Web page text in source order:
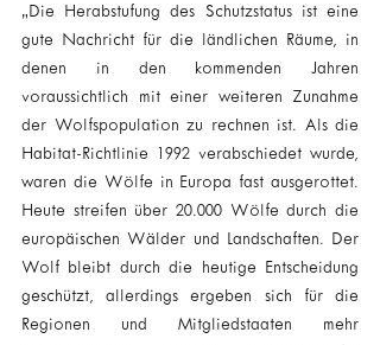
„Die Herabstufung des Schutzstatus ist eine
gute Nachricht für die ländlichen Räume, in
denen in den kommenden Jahren
voraussichtlich mit einer weiteren Zunahme
der Wolfspopulation zu rechnen ist. Als die
Habitat-Richtlinie 1992 verabschiedet wurde,
waren die Wölfe in Europa fast ausgerottet.
Heute streifen über 20.000 Wölfe durch die
europäischen Wälder und Landschaften. Der
Wolf bleibt durch die heutige Entscheidung
geschützt, allerdings ergeben sich für die
Regionen und Mitgliedstaaten mehr